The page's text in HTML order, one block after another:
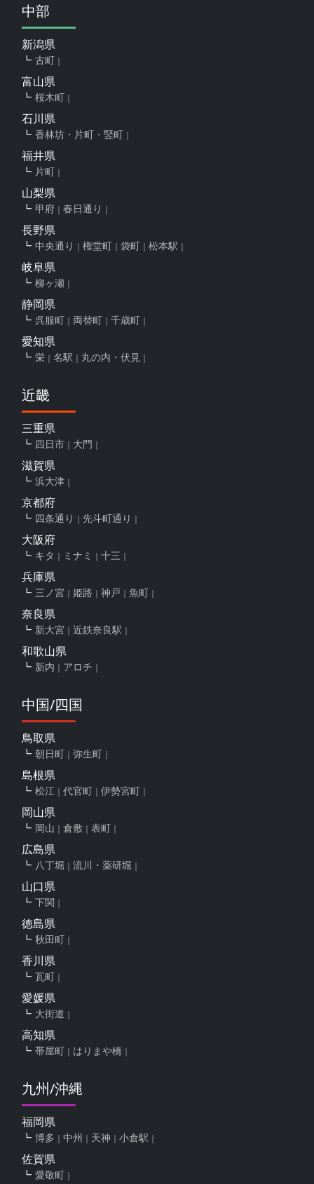
中部
新潟県
古町
富山県
桜木町
石川県
香林坊・片町・竪町
福井県
片町
山梨県
甲府 春日通り
長野県
中央通り 権堂町 袋町 松本駅
岐阜県
柳ヶ瀬
静岡県
呉服町 両替町 千歳町
愛知県
栄 名駅 丸の内・伏見
近畿
三重県
四日市 大門
滋賀県
浜大津
京都府
四条通り 先斗町通り
大阪府
キタ ミナミ 十三
兵庫県
三ノ宮 姫路 神戸 魚町
奈良県
新大宮 近鉄奈良駅
和歌山県
新内 アロチ
中国/四国
鳥取県
朝日町 弥生町
島根県
松江 代官町 伊勢宮町
岡山県
岡山 倉敷 表町
広島県
八丁堀 流川・薬研堀
山口県
下関
徳島県
秋田町
香川県
瓦町
愛媛県
大街道
高知県
帯屋町 はりまや橋
九州/沖縄
福岡県
博多 中州 天神 小倉駅
佐賀県
愛敬町